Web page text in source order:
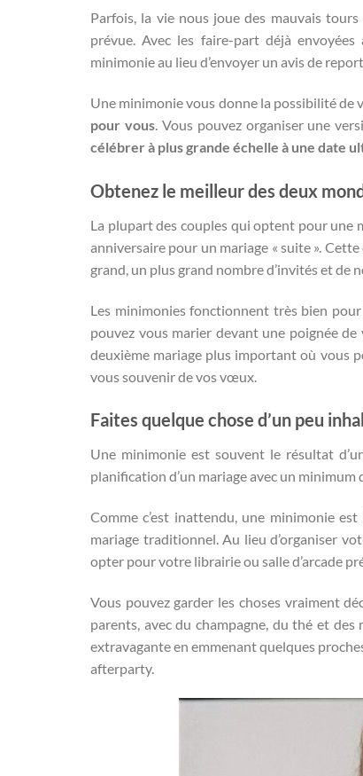
Parfois, la vie nous joue des mauvais
prévue. Avec les faire-part déjà
minimonie au lieu d’envoyer un avis de
Une minimonie vous donne la possibilité de
pour vous. Vous pouvez organiser une
célébrer à plus grande échelle à une date
Obtenez le meilleur des deux
La plupart des couples qui optent pour une
anniversaire pour un mariage « suite ».
grand, un plus grand nombre d’invités et de
Les minimonies fonctionnent très bien
pouvez vous marier devant une poignée
deuxième mariage plus important où vous
vous souvenir de vos vœux.
Faites quelque chose d’un peu
Une minimonie est souvent le résultat
planification d’un mariage avec un
Comme c’est inattendu, une minimonie est
mariage traditionnel. Au lieu d’organiser
opter pour votre librairie ou salle d’arcade
Vous pouvez garder les choses vraiment
parents, avec du champagne, du thé et
extravagante en emmenant quelques
afterparty.